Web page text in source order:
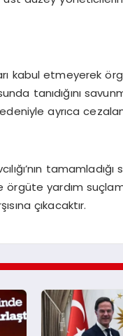
kabul etmeyerek
tanıdığını
ayrıca
örgüte yardım
çıkacaktır.